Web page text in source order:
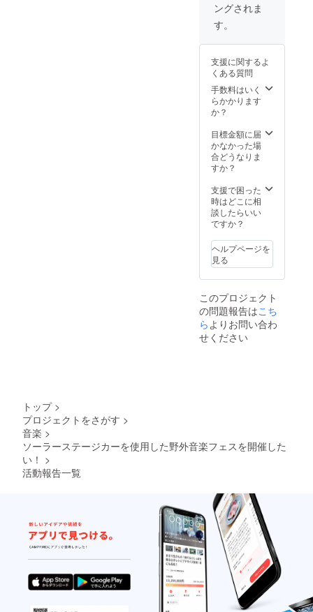
ングされま
す。
支援に関するよ
くある質問
手数料はいく
らかかります
か？
目標金額に届
かなかった場
合どうなりま
すか？
支援で困った
時はどこに相
談したらいい
ですか？
ヘルプページを
見る
このプロジェクト
の問題報告はこち
らよりお問い合わ
せください
トップ >
プロジェクトをさがす >
音楽 >
ソーラーステージカーを使用した野外音楽フェスを開催した
い！ >
活動報告一覧